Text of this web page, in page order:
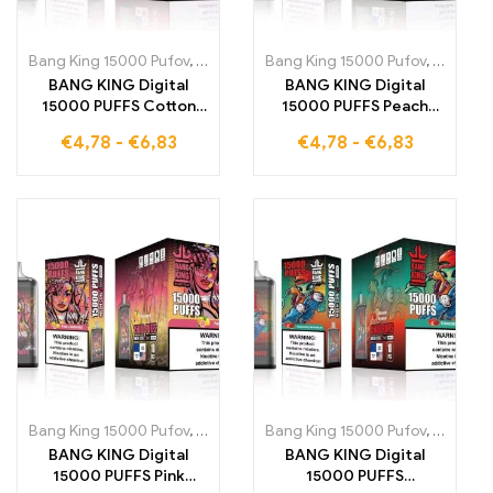
Bang King 15000 Pufov, Jednorázové e-cigarety Švédsko,
BANG KING Digital
15000 PUFFS Cotton
jednorazová e-
€4,78 - €6,83
Bang King 15000 Pufov,
BANG KING Digital
15000 PUFFS Peach
plných sladkých
€4,78 - €6,83
Bang King 15000 Pufov, Jednorázové e-cigarety Švédsko,
BANG KING Digital
15000 PUFFS Pink
Bang King 15000 Pufov,
BANG KING Digital
15000 PUFFS